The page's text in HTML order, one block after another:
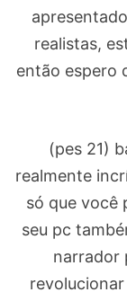
realistas,
então espero
(pes 21)
realmente
só que você
seu pc
narrador